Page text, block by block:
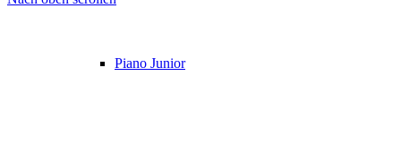
Piano Junior